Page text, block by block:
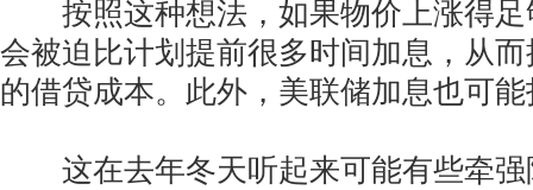
按照这种想法，如果物价上涨得足
会被迫比计划提前很多时间加息，从
的借贷成本。此外，美联储加息也可
这在去年冬天听起来可能有些牵强